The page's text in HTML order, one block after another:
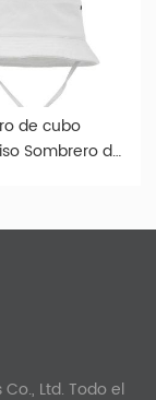
de cubo
Sombrero de
Ltd. Todo el